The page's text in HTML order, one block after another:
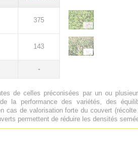
375
143
-
de celles préconisées par un ou
la performance des variétés, des
cas de valorisation forte du couvert
permettent de réduire les densités